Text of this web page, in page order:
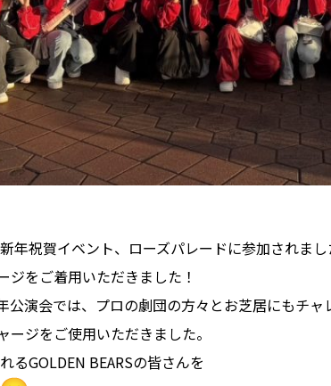
年祝賀イベント、ローズパレードに参加されまし
ジをご着用いただきました！
公演会では、プロの劇団の方々とお芝居にもチャ
ージをご使用いただきました。
るGOLDEN BEARSの皆さんを